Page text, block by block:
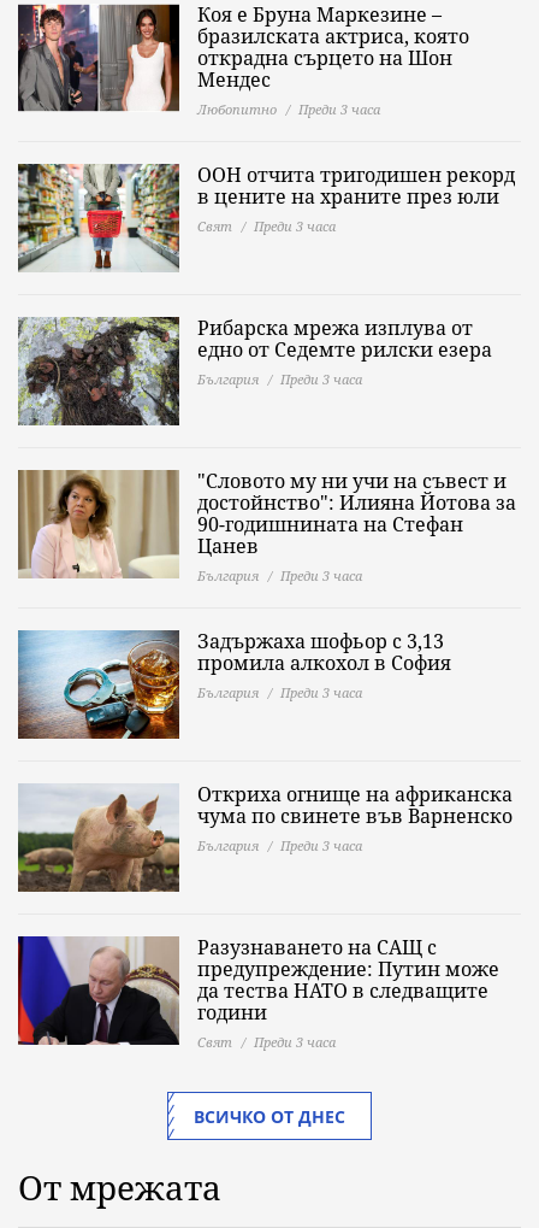
Коя е Бруна Маркезине –
бразилската актриса, която
открадна сърцето на Шон
Мендес
Любопитно Преди 3 часа
ООН отчита тригодишен рекорд
в цените на храните през юли
Свят Преди 3 часа
Рибарска мрежа изплува от
едно от Седемте рилски езера
България Преди 3 часа
"Словото му ни учи на съвест и
достойнство": Илияна Йотова за
90-годишнината на Стефан
Цанев
България Преди 3 часа
Задържаха шофьор с 3,13
промила алкохол в София
България Преди 3 часа
Откриха огнище на африканска
чума по свинете във Варненско
България Преди 3 часа
Разузнаването на САЩ с
предупреждение: Путин може
да тества НАТО в следващите
години
Свят Преди 3 часа
ВСИЧКО ОТ ДНЕС
От мрежата